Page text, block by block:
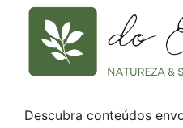
Descubra conteúdos